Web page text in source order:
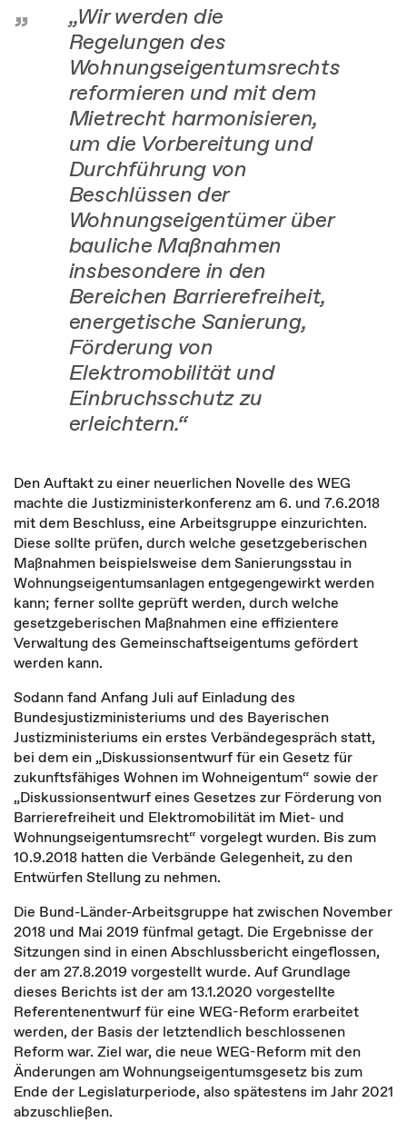
„Wir werden die
Regelungen des
Wohnungseigentumsrechts
reformieren und mit dem
Mietrecht harmonisieren,
um die Vorbereitung und
Durchführung von
Beschlüssen der
Wohnungseigentümer über
bauliche Maßnahmen
insbesondere in den
Bereichen Barrierefreiheit,
energetische Sanierung,
Förderung von
Elektromobilität und
Einbruchsschutz zu
erleichtern.“
Den Auftakt zu einer neuerlichen Novelle des WEG
machte die Justizministerkonferenz am 6. und 7.6.2018
mit dem Beschluss, eine Arbeitsgruppe einzurichten.
Diese sollte prüfen, durch welche gesetzgeberischen
Maßnahmen beispielsweise dem Sanierungsstau in
Wohnungseigentumsanlagen entgegengewirkt werden
kann; ferner sollte geprüft werden, durch welche
gesetzgeberischen Maßnahmen eine effizientere
Verwaltung des Gemeinschaftseigentums gefördert
werden kann.
Sodann fand Anfang Juli auf Einladung des
Bundesjustizministeriums und des Bayerischen
Justizministeriums ein erstes Verbändegespräch statt,
bei dem ein „Diskussionsentwurf für ein Gesetz für
zukunftsfähiges Wohnen im Wohneigentum“ sowie der
„Diskussionsentwurf eines Gesetzes zur Förderung von
Barrierefreiheit und Elektromobilität im Miet- und
Wohnungseigentumsrecht“ vorgelegt wurden. Bis zum
10.9.2018 hatten die Verbände Gelegenheit, zu den
Entwürfen Stellung zu nehmen.
Die Bund-Länder-Arbeitsgruppe hat zwischen November
2018 und Mai 2019 fünfmal getagt. Die Ergebnisse der
Sitzungen sind in einen Abschlussbericht eingeflossen,
der am 27.8.2019 vorgestellt wurde. Auf Grundlage
dieses Berichts ist der am 13.1.2020 vorgestellte
Referentenentwurf für eine WEG-Reform erarbeitet
werden, der Basis der letztendlich beschlossenen
Reform war. Ziel war, die neue WEG-Reform mit den
Änderungen am Wohnungseigentumsgesetz bis zum
Ende der Legislaturperiode, also spätestens im Jahr 2021
abzuschließen.